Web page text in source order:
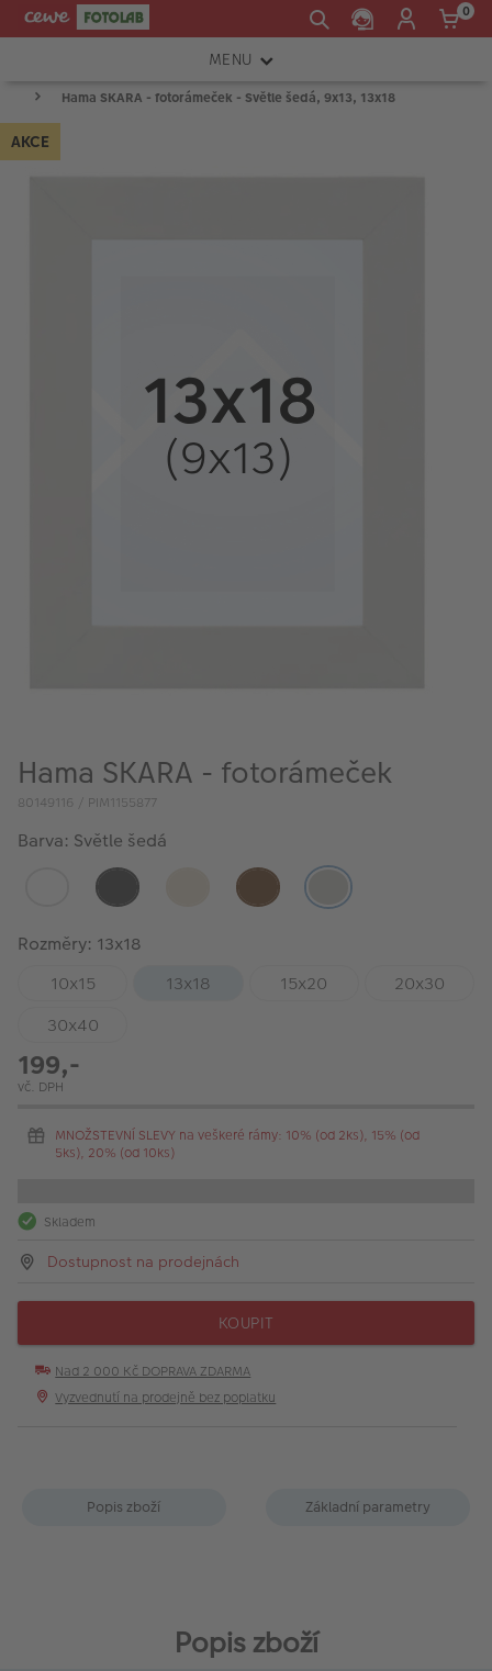
0
MENU
FOTOAPARÁTY
OBJEKTIVY
Hama SKARA - fotorámeček - Světle šedá, 9x13, 13x18
AKCE
Hama SKARA - fotorámeček
80149116 / PIM1155877
Barva: Světle šedá
Rozměry: 13x18
10x15
13x18 15x20
20x30
30x40
199,-
vč. DPH
MNOŽSTEVNÍ SLEVY na veškeré rámy: 10% (od 2ks), 15% (od
5ks), 20% (od 10ks)
Skladem
Dostupnost na prodejnách
KOUPIT
Nad 2 000 Kč DOPRAVA ZDARMA
Vyzvednutí na prodejně bez poplatku
Popis zboží Základní parametry
Popis zboží